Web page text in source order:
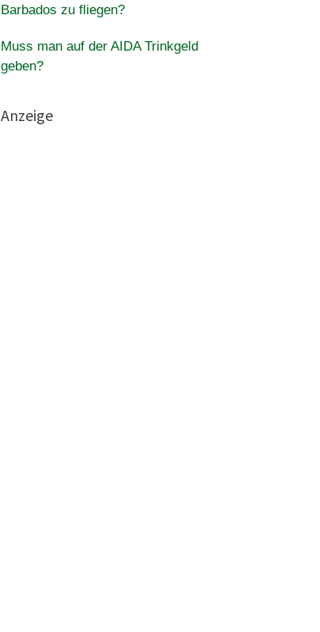
Barbados zu fliegen?
Muss man auf der AIDA Trinkgeld
geben?
Anzeige